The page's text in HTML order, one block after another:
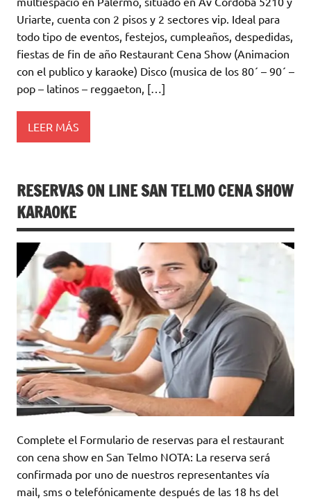
Uriarte, cuenta con 2 pisos y 2 sectores vip. Ideal para
todo tipo de eventos, festejos, cumpleaños, despedidas,
fiestas de fin de año Restaurant Cena Show (Animacion
con el publico y karaoke) Disco (musica de los 80´ – 90´ –
pop – latinos – reggaeton, […]
LEER MÁS
RESERVAS ON LINE SAN TELMO CENA SHOW
KARAOKE
Complete el Formulario de reservas para el restaurant
con cena show en San Telmo NOTA: La reserva será
confirmada por uno de nuestros representantes vía
mail, sms o telefónicamente después de las 18 hs del